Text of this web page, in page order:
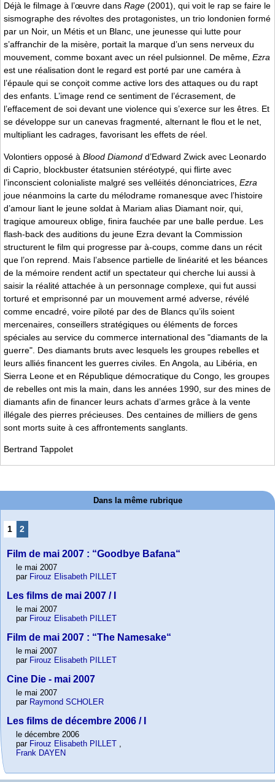
Déjà le filmage à l’œuvre dans Rage (2001), qui voit le rap se faire le
sismographe des révoltes des protagonistes, un trio londonien formé
par un Noir, un Métis et un Blanc, une jeunesse qui lutte pour
s’affranchir de la misère, portait la marque d’un sens nerveux du
mouvement, comme boxant avec un réel pulsionnel. De même, Ezra
est une réalisation dont le regard est porté par une caméra à
l’épaule qui se conçoit comme active lors des attaques ou du rapt
des enfants. L’image rend ce sentiment de l’écrasement, de
l’effacement de soi devant une violence qui s’exerce sur les êtres. Et
se développe sur un canevas fragmenté, alternant le flou et le net,
multipliant les cadrages, favorisant les effets de réel.
Volontiers opposé à Blood Diamond d’Edward Zwick avec Leonardo
di Caprio, blockbuster étatsunien stéréotypé, qui flirte avec
l’inconscient colonialiste malgré ses velléités dénonciatrices, Ezra
joue néanmoins la carte du mélodrame romanesque avec l’histoire
d’amour liant le jeune soldat à Mariam alias Diamant noir, qui,
tragique amoureux oblige, finira fauchée par une balle perdue. Les
flash-back des auditions du jeune Ezra devant la Commission
structurent le film qui progresse par à-coups, comme dans un récit
que l’on reprend. Mais l’absence partielle de linéarité et les béances
de la mémoire rendent actif un spectateur qui cherche lui aussi à
saisir la réalité attachée à un personnage complexe, qui fut aussi
torturé et emprisonné par un mouvement armé adverse, révélé
comme encadré, voire piloté par des de Blancs qu’ils soient
mercenaires, conseillers stratégiques ou éléments de forces
spéciales au service du commerce international des "diamants de la
guerre". Des diamants bruts avec lesquels les groupes rebelles et
leurs alliés financent les guerres civiles. En Angola, au Libéria, en
Sierra Leone et en République démocratique du Congo, les groupes
de rebelles ont mis la main, dans les années 1990, sur des mines de
diamants afin de financer leurs achats d’armes grâce à la vente
illégale des pierres précieuses. Des centaines de milliers de gens
sont morts suite à ces affrontements sanglants.
Bertrand Tappolet
Dans la même rubrique
1 2
Film de mai 2007 : “Goodbye Bafana“
le mai 2007
par Firouz Elisabeth PILLET
Les films de mai 2007 / I
le mai 2007
par Firouz Elisabeth PILLET
Film de mai 2007 : “The Namesake“
le mai 2007
par Firouz Elisabeth PILLET
Cine Die - mai 2007
le mai 2007
par Raymond SCHOLER
Les films de décembre 2006 / I
le décembre 2006
par Firouz Elisabeth PILLET
Frank DAYEN